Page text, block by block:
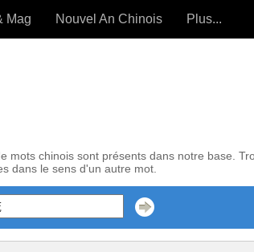
Mag Nouvel An Chinois Plus...
mots chinois sont présents dans notre base.
dans le sens d'un autre mot.